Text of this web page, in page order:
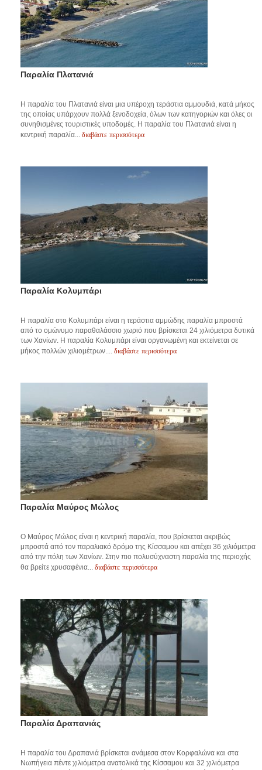
Παραλία Πλατανιά
Η παραλία του Πλατανιά είναι μια υπέροχη τεράστια αμμουδιά, κατά μήκος
της οποίας υπάρχουν πολλά ξενοδοχεία, όλων των κατηγοριών και όλες οι
συνηθισμένες τουριστικές υποδομές. Η παραλία του Πλατανιά είναι η
κεντρική παραλία... διαβάστε περισσότερα
Παραλία Κολυμπάρι
Η παραλία στο Κολυμπάρι είναι η τεράστια αμμώδης παραλία μπροστά
από το ομώνυμο παραθαλάσσιο χωριό που βρίσκεται 24 χιλιόμετρα δυτικά
των Χανίων. Η παραλία Κολυμπάρι είναι οργανωμένη και εκτείνεται σε
μήκος πολλών χιλιομέτρων.... διαβάστε περισσότερα
Παραλία Μαύρος Μώλος
O Μαύρος Μώλος είναι η κεντρική παραλία, που βρίσκεται ακριβώς
μπροστά από τον παραλιακό δρόμο της Κίσσαμου και απέχει 36 χιλιόμετρα
από την πόλη των Χανίων. Στην πιο πολυσύχναστη παραλία της περιοχής
θα βρείτε χρυσαφένια... διαβάστε περισσότερα
Παραλία Δραπανιάς
Η παραλία του Δραπανιά βρίσκεται ανάμεσα στον Κορφαλώνα και στα
Νωπήγεια πέντε χιλιόμετρα ανατολικά της Κίσσαμου και 32 χιλιόμετρα